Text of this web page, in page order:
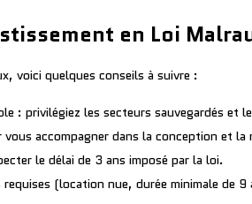
en Loi
voici quelques conseils à suivre :
: privilégiez les secteurs sauvegardés
accompagner dans la conception et
le délai de 3 ans imposé par la loi.
(location nue, durée minimale de 9